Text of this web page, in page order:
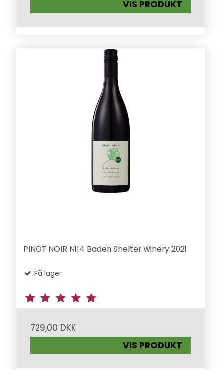
VIS PRODUKT
PINOT NOIR N114 Baden Shelter Winery 2021
På lager
729,00 DKK
VIS PRODUKT